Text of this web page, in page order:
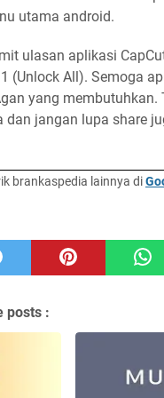
utama android.
ulasan aplikasi
(Unlock All). Semoga
yang membutuhkan.
dan jangan lupa share
brankaspedia lainnya di
posts :